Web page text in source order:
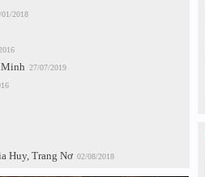
01/2018
Minh 27/07/2019
Huy, Trang Nơ 02/08/2018